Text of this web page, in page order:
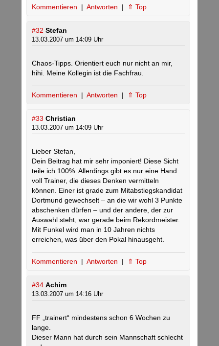
Kommentieren | Antworten | ⇑ Top
#32 Stefan
13.03.2007 um 14:09 Uhr
Chaos-Tipps. Orientiert euch nur nicht an mir,
hihi. Meine Kollegin ist die Fachfrau.
Kommentieren | Antworten | ⇑ Top
#33 Christian
13.03.2007 um 14:09 Uhr
Lieber Stefan,
Dein Beitrag hat mir sehr imponiert! Diese Sicht
teile ich 100%. Allerdings gibt es nur eine Hand
voll Trainer, die dieses Denken vermitteln
können. Einer ist grade zum Mitabstiegskandidat
Dortmund gewechselt – an die wir wohl 3 Punkte
abschenken dürfen – und der andere, der zur
Auswahl steht, war gerade beim Rekordmeister.
Mit Funkel wird man in 10 Jahren nichts
erreichen, was über den Pokal hinausgeht.
Kommentieren | Antworten | ⇑ Top
#34 Achim
13.03.2007 um 14:16 Uhr
FF „trainert“ mindestens schon 6 Wochen zu
lange.
Dieser Mann hat durch sein Mannschaft schlecht